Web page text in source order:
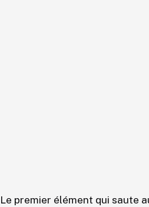
Le premier élément qui saute